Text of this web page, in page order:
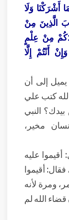
أَشْرَكْنَا وَلَا
الَّذِينَ مِنْ
مِنْ عِلْمٍ
أَنْتُمْ إِلَّا
إلى أن
كتب علي
النبي
مخير،
عليه
أقيموا
ومرة لأنه
الله لم